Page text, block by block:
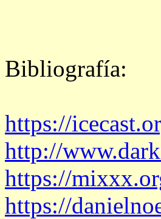
Bibliografía:
https://
http://
https://
https://